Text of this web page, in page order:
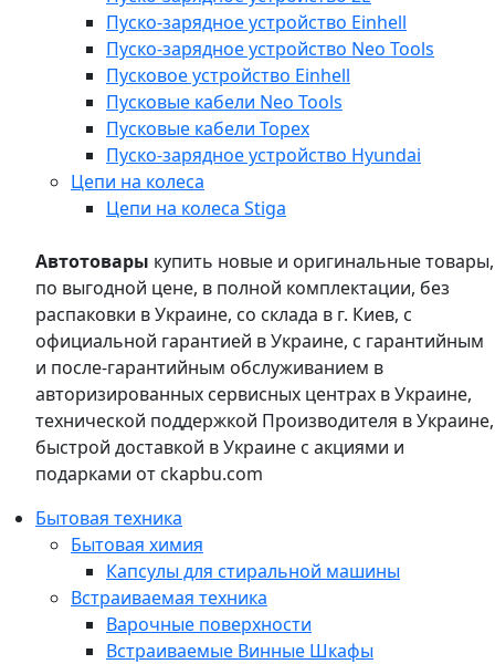
Пуско-зарядное устройство Einhell
Пуско-зарядное устройство Neo Tools
Пусковое устройство Einhell
Пусковые кабели Neo Tools
Пусковые кабели Topex
Пуско-зарядное устройство Hyundai
Цепи на колеса
Цепи на колеса Stiga
Автотовары купить новые и оригинальные товары,
по выгодной цене, в полной комплектации, без
распаковки в Украине, со склада в г. Киев, с
официальной гарантией в Украине, с гарантийным
и после-гарантийным обслуживанием в
авторизированных сервисных центрах в Украине,
технической поддержкой Производителя в Украине,
быстрой доставкой в Украине с акциями и
подарками от ckapbu.com
Бытовая техника
Бытовая химия
Капсулы для стиральной машины
Встраиваемая техника
Варочные поверхности
Встраиваемые Винные Шкафы